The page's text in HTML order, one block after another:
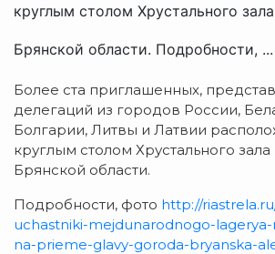
круглым столом Хрустального
Брянской области. Подробности, ...
Более ста приглашенных,
делегаций из городов России,
Болгарии, Литвы и Латвии
круглым столом Хрустального зала
Брянской области.
Подробности, фото http://
uchastniki-mejdunarodnogo-
na-prieme-glavy-goroda-bryanska-